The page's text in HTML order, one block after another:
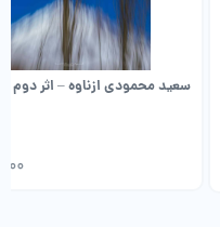
سعید محمودی ازناوه – اثر دوم